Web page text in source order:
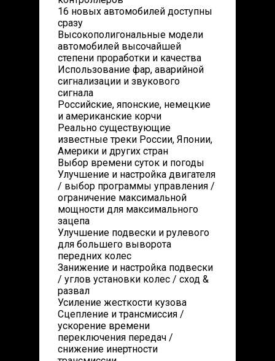
16 новых автомобилей доступны
сразу
Высокополигональные модели
автомобилей высочайшей
степени проработки и качества
Использование фар, аварийной
сигнализации и звукового
сигнала
Российские, японские, немецкие
и американские корчи
Реально существующие
известные треки России, Японии,
Америки и других стран
Выбор времени суток и погоды
Улучшение и настройка двигателя
/ выбор программы управления /
ограничение максимальной
мощности для максимального
зацепа
Улучшение подвески и рулевого
для большего выворота
передних колес
Занижение и настройка подвески
/ углов установки колес / сход &
развал
Усиление жесткости кузова
Сцепление и трансмиссия /
ускорение времени
переключения передач /
снижение инертности